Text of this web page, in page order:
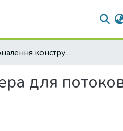
Удосконалення конструкції скребкового транспортера для потокової лінії приймання і зберігання зерна
для